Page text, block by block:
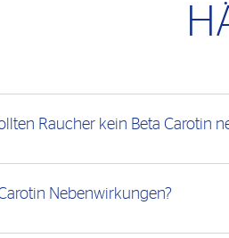
Raucher kein Beta Carotin
Nebenwirkungen?